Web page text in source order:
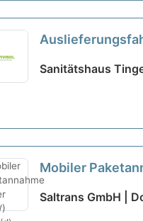
Sanitätshaus
Mobiler
Saltrans GmbH |